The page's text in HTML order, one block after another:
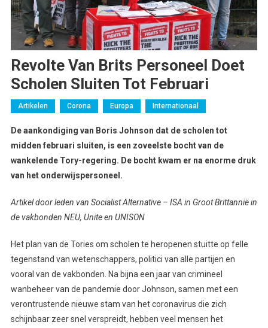
Revolte Van Brits Personeel Doet
Scholen Sluiten Tot Februari
Artikelen Corona Europa Internationaal
De aankondiging van Boris Johnson dat de scholen tot
midden februari sluiten, is een zoveelste bocht van de
wankelende Tory-regering. De bocht kwam er na enorme druk
van het onderwijspersoneel.
Artikel door leden van Socialist Alternative – ISA in Groot Brittannië in
de vakbonden NEU, Unite en UNISON
Het plan van de Tories om scholen te heropenen stuitte op felle
tegenstand van wetenschappers, politici van alle partijen en
vooral van de vakbonden. Na bijna een jaar van crimineel
wanbeheer van de pandemie door Johnson, samen met een
verontrustende nieuwe stam van het coronavirus die zich
schijnbaar zeer snel verspreidt, hebben veel mensen het